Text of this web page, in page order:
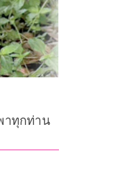
าทุกท่าน